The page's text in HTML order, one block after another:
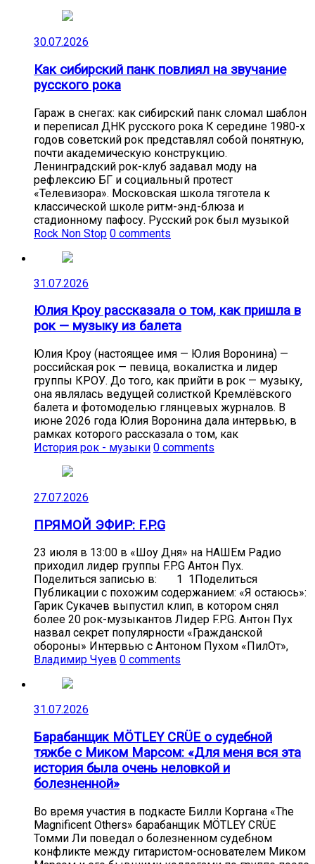
30.07.2026
Как сибирский панк повлиял на звучание
русского рока
Гараж в снегах: как сибирский панк сломал шаблон
и переписал ДНК русского рока К середине 1980-х
годов советский рок представлял собой понятную,
почти академическую конструкцию.
Ленинградский рок-клуб задавал моду на
рефлексию БГ и социальный протест
«Телевизора». Московская школа тяготела к
классической школе ритм-энд-блюза и
стадионному пафосу. Русский рок был музыкой
Rock Non Stop 0 comments
31.07.2026
Юлия Кроу рассказала о том, как пришла в
рок — музыку из балета
Юлия Кроу (настоящее имя — Юлия Воронина) —
российская рок — певица, вокалистка и лидер
группы КРОУ. До того, как прийти в рок — музыку,
она являлась ведущей солисткой Кремлёвского
балета и фотомоделью глянцевых журналов. В
июне 2026 года Юлия Воронина дала интервью, в
рамках которого рассказала о том, как
История рок - музыки 0 comments
27.07.2026
ПРЯМОЙ ЭФИР: F.P.G
23 июля в 13:00 в «Шоу Дня» на НАШЕм Радио
приходил лидер группы F.P.G Антон Пух.
Поделиться записью в: 1 1Поделиться
Публикации с похожим содержанием: «Я остаюсь»:
Гарик Сукачев выпустил клип, в котором снял
более 20 рок-музыкантов Лидер F.P.G. Антон Пух
назвал секрет популярности «Гражданской
обороны» Интервью с Антоном Пухом «ПилОт»,
Владимир Чуев 0 comments
31.07.2026
Барабанщик MÖTLEY CRÜE о судебной
тяжбе с Миком Марсом: «Для меня вся эта
история была очень неловкой и
болезненной»
Во время участия в подкасте Билли Коргана «The
Magnificent Others» барабанщик MÖTLEY CRÜE
Томми Ли поведал о болезненном судебном
конфликте между гитаристом-основателем Миком